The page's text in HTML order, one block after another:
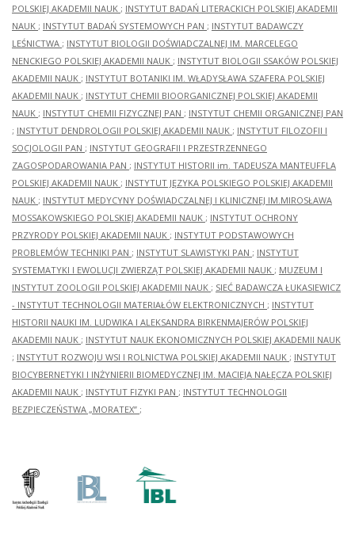
POLSKIEJ AKADEMII NAUK ; INSTYTUT BADAŃ LITERACKICH POLSKIEJ AKADEMII
NAUK ; INSTYTUT BADAŃ SYSTEMOWYCH PAN ; INSTYTUT BADAWCZY
LEŚNICTWA ; INSTYTUT BIOLOGII DOŚWIADCZALNEJ IM. MARCELEGO
NENCKIEGO POLSKIEJ AKADEMII NAUK ; INSTYTUT BIOLOGII SSAKÓW POLSKIEJ
AKADEMII NAUK ; INSTYTUT BOTANIKI IM. WŁADYSŁAWA SZAFERA POLSKIEJ
AKADEMII NAUK ; INSTYTUT CHEMII BIOORGANICZNEJ POLSKIEJ AKADEMII
NAUK ; INSTYTUT CHEMII FIZYCZNEJ PAN ; INSTYTUT CHEMII ORGANICZNEJ PAN
; INSTYTUT DENDROLOGII POLSKIEJ AKADEMII NAUK ; INSTYTUT FILOZOFII I
SOCJOLOGII PAN ; INSTYTUT GEOGRAFII I PRZESTRZENNEGO
ZAGOSPODAROWANIA PAN ; INSTYTUT HISTORII im. TADEUSZA MANTEUFFLA
POLSKIEJ AKADEMII NAUK ; INSTYTUT JĘZYKA POLSKIEGO POLSKIEJ AKADEMII
NAUK ; INSTYTUT MEDYCYNY DOŚWIADCZALNEJ I KLINICZNEJ IM.MIROSŁAWA
MOSSAKOWSKIEGO POLSKIEJ AKADEMII NAUK ; INSTYTUT OCHRONY
PRZYRODY POLSKIEJ AKADEMII NAUK ; INSTYTUT PODSTAWOWYCH
PROBLEMÓW TECHNIKI PAN ; INSTYTUT SLAWISTYKI PAN ; INSTYTUT
SYSTEMATYKI I EWOLUCJI ZWIERZĄT POLSKIEJ AKADEMII NAUK ; MUZEUM I
INSTYTUT ZOOLOGII POLSKIEJ AKADEMII NAUK ; SIEĆ BADAWCZA ŁUKASIEWICZ
- INSTYTUT TECHNOLOGII MATERIAŁÓW ELEKTRONICZNYCH ; INSTYTUT
HISTORII NAUKI IM. LUDWIKA I ALEKSANDRA BIRKENMAJERÓW POLSKIEJ
AKADEMII NAUK ; INSTYTUT NAUK EKONOMICZNYCH POLSKIEJ AKADEMII NAUK
; INSTYTUT ROZWOJU WSI I ROLNICTWA POLSKIEJ AKADEMII NAUK ; INSTYTUT
BIOCYBERNETYKI I INŻYNIERII BIOMEDYCZNEJ IM. MACIEJA NAŁĘCZA POLSKIEJ
AKADEMII NAUK ; INSTYTUT FIZYKI PAN ; INSTYTUT TECHNOLOGII
BEZPIECZEŃSTWA „MORATEX” ;